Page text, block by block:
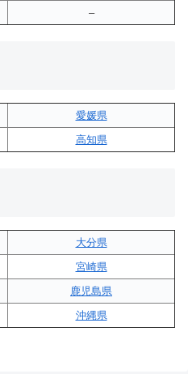
–
愛媛県
高知県
大分県
宮崎県
鹿児島県
沖縄県